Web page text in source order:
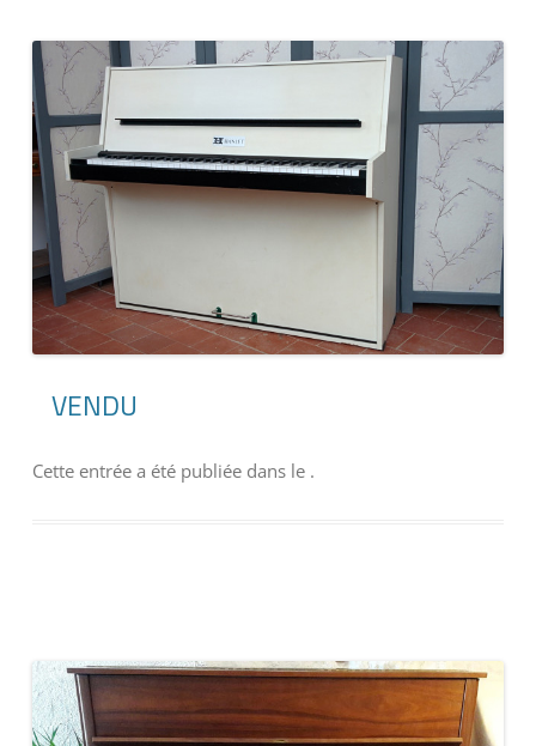
VENDU
Cette entrée a été publiée dans le .